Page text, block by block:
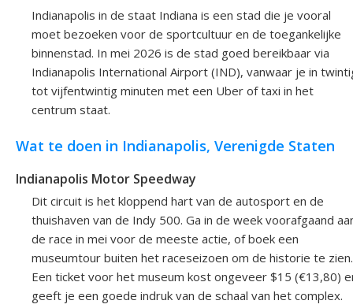
Indianapolis in de staat Indiana is een stad die je vooral
moet bezoeken voor de sportcultuur en de toegankelijke
binnenstad. In mei 2026 is de stad goed bereikbaar via
Indianapolis International Airport (IND), vanwaar je in
tot vijfentwintig minuten met een Uber of taxi in het
centrum staat.
Wat te doen in Indianapolis, Verenigde Staten
Indianapolis Motor Speedway
Dit circuit is het kloppend hart van de autosport en de
thuishaven van de Indy 500. Ga in de week voorafgaand
de race in mei voor de meeste actie, of boek een
museumtour buiten het raceseizoen om de historie te zien.
Een ticket voor het museum kost ongeveer $15 (€13,80)
geeft je een goede indruk van de schaal van het complex.